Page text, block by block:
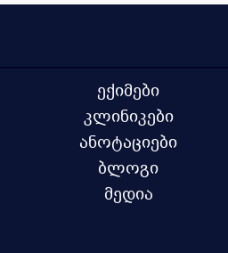
ექიმები
კლინიკები
ანოტაციები
ბლოგი
მედია